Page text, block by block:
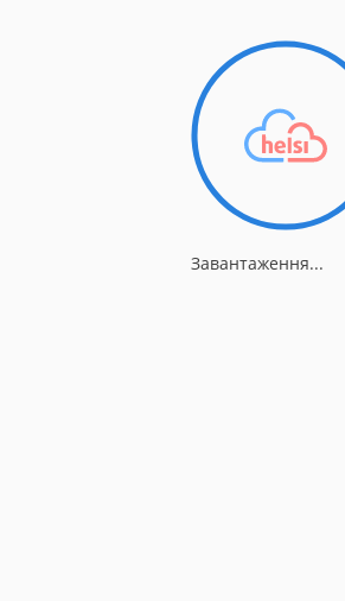
Завантаження...